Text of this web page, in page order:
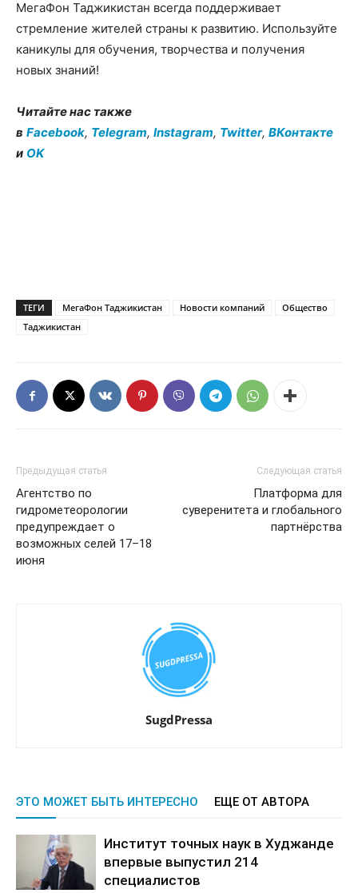
МегаФон Таджикистан всегда поддерживает
стремление жителей страны к развитию. Используйте
каникулы для обучения, творчества и получения
новых знаний!
Читайте нас также
в Facebook, Telegram, Instagram, Twitter, ВКонтакте
и OK
ТЕГИ МегаФон Таджикистан Новости компаний
Общество
Таджикистан
Предыдущая статья
Агентство по
гидрометеорологии
предупреждает о
возможных селей 17–18
июня
Следующая статья
Платформа для
суверенитета и глобального
партнёрства
SugdPressa
ЭТО МОЖЕТ БЫТЬ ИНТЕРЕСНО ЕЩЕ ОТ АВТОРА
Институт точных наук в Худжанде
впервые выпустил 214
специалистов